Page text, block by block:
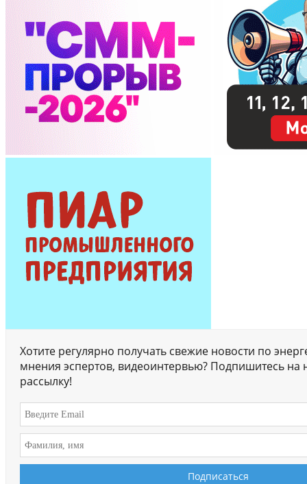
Хотите регулярно получать свежие новости по
мнения эспертов, видеоинтервью? Подпишитесь на
рассылку!